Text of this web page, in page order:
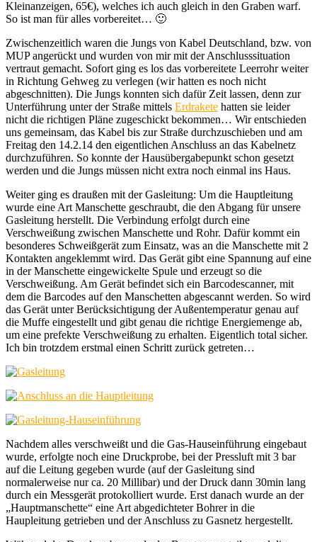
Kleinanzeigen, 65€), welches ich auch gleich in den Graben warf.
So ist man für alles vorbereitet… 🙂
Zwischenzeitlich waren die Jungs von Kabel Deutschland, bzw. von
MUP angerückt und wurden von mir mit der Anschlusssituation
vertraut gemacht. Sofort ging es los das vorbereitete Leerrohr weiter
in Richtung Gehweg zu verlegen (wir hatten es noch nicht
abgeschnitten). Die Jungs konnten sich dafür Zeit lassen, denn zur
Unterführung unter der Straße mittels Erdrakete hatten sie leider
nicht die richtigen Pläne zugeschickt bekommen… Wir entschieden
uns gemeinsam, das Kabel bis zur Straße durchzuschieben und am
Freitag den 14.2.14 den eigentlichen Anschluss an das Kabelnetz
durchzuführen. So konnte der Hausübergabepunkt schon gesetzt
werden und die Jungs müssen nicht extra noch einmal ins Haus.
Weiter ging es draußen mit der Gasleitung: Um die Hauptleitung
wurde eine Art Manschette geschraubt, die den Abgang für unsere
Gasleitung herstellt. Die Verbindung erfolgt durch eine
Verschweißung zwischen Manschette und Rohr. Dafür kommt ein
besonderes Schweißgerät zum Einsatz, was an die Manschette mit 2
Kontakten angeklemmt wird. Das Gerät gibt eine Spannung auf eine
in der Manschette eingewickelte Spule und erzeugt so die
Verschweißung. Am Gerät befindet sich ein Barcodescanner, mit
dem die Barcodes auf den Manschetten abgescannt werden. So wird
das Gerät unter Berücksichtigung der Außentemperatur genau auf
die Muffe eingestellt und gibt genau die richtige Energiemenge ab,
um eine prefekte Verschweißung zu erhalten. Eigentlich total sicher.
Ich bin trotzdem erstmal einen Schritt zurück getreten…
Nachdem alles verschweißt und die Gas-Hauseinführung eingebaut
wurde, erfolgte noch eine Druckprobe, bei der Pressluft mit 3 bar
auf die Leitung gegeben wurde (auf der Gasleitung sind
normalerweise nur ca. 20 Millibar) und der Druck dann 30min lang
durch ein Messgerät protokolliert wurde. Erst danach wurde an der
„Hauptmanschette“ eine Art abgedichteter Bohrer in die
Haupleitung getrieben und der Anschluss zu Gasnetz hergestellt.